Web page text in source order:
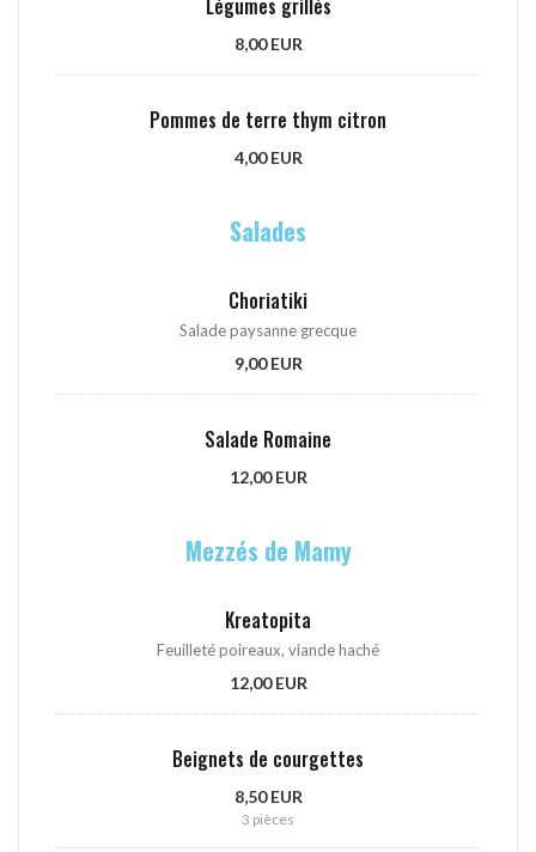
Légumes grillés
8,00 EUR
Pommes de terre thym citron
4,00 EUR
Salades
Choriatiki
Salade paysanne grecque
9,00 EUR
Salade Romaine
12,00 EUR
Mezzés de Mamy
Kreatopita
Feuilleté poireaux, viande haché
12,00 EUR
Beignets de courgettes
8,50 EUR
3 pièces